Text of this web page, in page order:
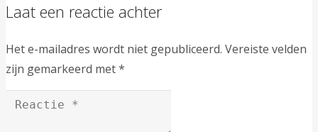
Laat een reactie achter
Het e-mailadres wordt niet gepubliceerd. Vereiste velden
zijn gemarkeerd met*